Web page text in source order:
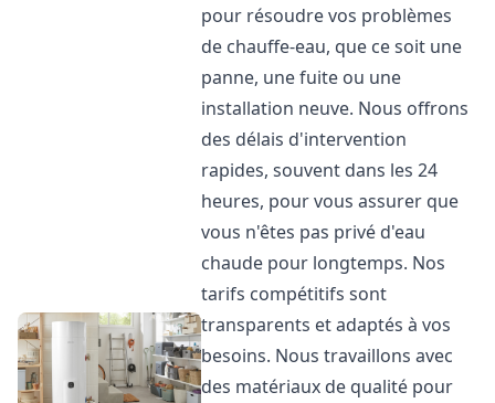
pour résoudre vos problèmes
de chauffe-eau, que ce soit une
panne, une fuite ou une
installation neuve. Nous offrons
des délais d'intervention
rapides, souvent dans les 24
heures, pour vous assurer que
vous n'êtes pas privé d'eau
chaude pour longtemps. Nos
tarifs compétitifs sont
transparents et adaptés à vos
besoins. Nous travaillons avec
des matériaux de qualité pour